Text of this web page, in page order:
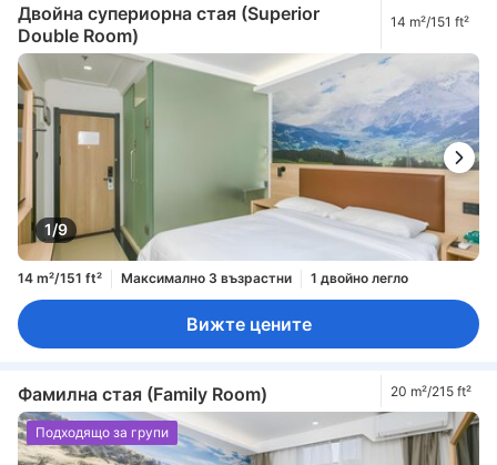
Двойна супериорна стая (Superior
Double Room)
14 m²/151 ft²
1/9
14 m²/151 ft² Максимално 3 възрастни 1 двойно легло
Вижте цените
Фамилна стая (Family Room) 20 m²/215 ft²
Подходящо за групи